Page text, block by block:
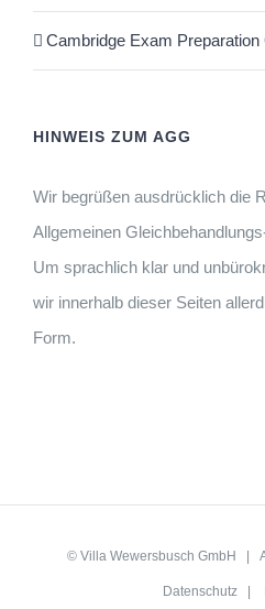
Cambridge Exam Preparation
HINWEIS ZUM AGG
Wir begrüßen ausdrücklich die
Allgemeinen
Um sprachlich klar und
wir innerhalb dieser Seiten
Form.
© Villa Wewersbusch GmbH |
Datenschutz